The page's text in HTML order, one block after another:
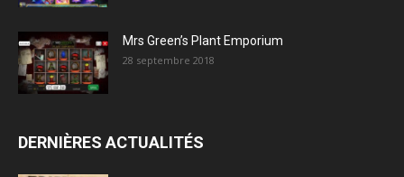
Mrs Green’s Plant Emporium
28 septembre 2018
DERNIÈRES ACTUALITÉS